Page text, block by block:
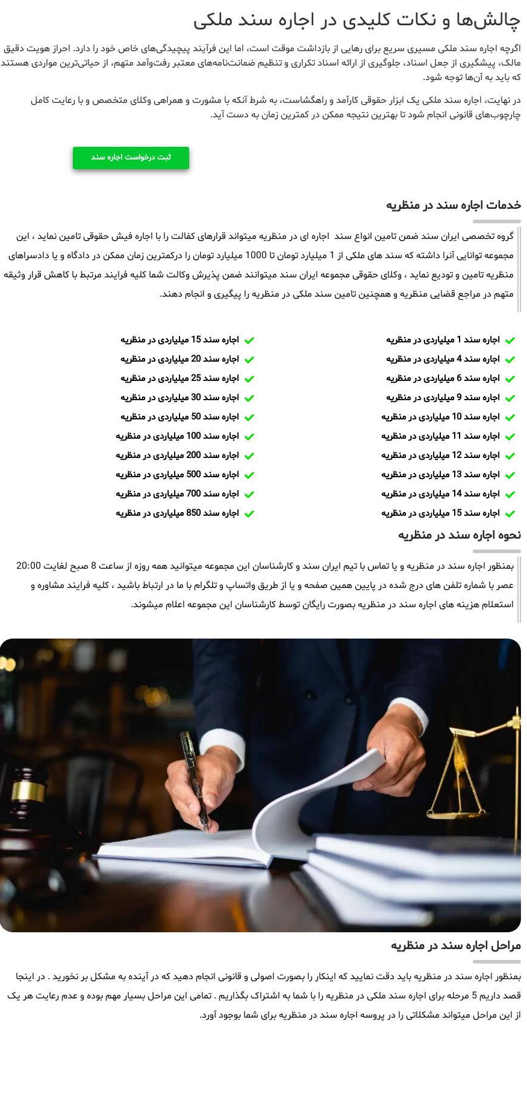
چالش‌ها و نکات کلیدی در اجاره سند ملکی
اگرچه اجاره سند ملکی مسیری سریع برای رهایی از بازداشت موقت است، اما این فرآیند پیچیدگی‌های خاص خود را دارد. احراز هویت دقیق
مالک، پیشگیری از جعل اسناد، جلوگیری از ارائه اسناد تکراری و تنظیم ضمانت‌نامه‌های معتبر رفت‌وآمد متهم، از حیاتی‌ترین مواردی هستند
که باید به آن‌ها توجه شود.
در نهایت، اجاره سند ملکی یک ابزار حقوقی کارآمد و راهگشاست، به شرط آنکه با مشورت و همراهی وکلای متخصص و با رعایت کامل
چارچوب‌های قانونی انجام شود تا بهترین نتیجه ممکن در کمترین زمان به دست آید.
ثبت درخواست اجاره سند
خدمات اجاره سند در منظریه
گروه تخصصی ایران سند ضمن تامین انواع سند اجاره ای در منظریه میتواند قرارهای کفالت را با اجاره فیش حقوقی تامین نماید ، این
مجموعه توانایی آنرا داشته که سند های ملکی از 1 میلیارد تومان تا 1000 میلیارد تومان را درکمترین زمان ممکن در دادگاه و یا دادسراهای
منظریه تامین و تودیع نماید ، وکلای حقوقی مجموعه ایران سند میتوانند ضمن پذیرش وکالت شما کلیه فرایند مرتبط با کاهش قرار وثیقه
متهم در مراجع قضایی منظریه و همچنین تامین سند ملکی در منظریه را پیگیری و انجام دهند.
اجاره سند 1 میلیاردی در منظریه
اجاره سند 4 میلیاردی در منظریه
اجاره سند 6 میلیاردی در منظریه
اجاره سند 9 میلیاردی در منظریه
اجاره سند 10 میلیاردی در منظریه
اجاره سند 11 میلیاردی در منظریه
اجاره سند 12 میلیاردی در منظریه
اجاره سند 13 میلیاردی در منظریه
اجاره سند 14 میلیاردی در منظریه
اجاره سند 15 میلیاردی در منظریه
اجاره سند 15 میلیاردی در منظریه
اجاره سند 20 میلیاردی در منظریه
اجاره سند 25 میلیاردی در منظریه
اجاره سند 30 میلیاردی در منظریه
اجاره سند 50 میلیاردی در منظریه
اجاره سند 100 میلیاردی در منظریه
اجاره سند 200 میلیاردی در منظریه
اجاره سند 500 میلیاردی در منظریه
اجاره سند 700 میلیاردی در منظریه
اجاره سند 850 میلیاردی در منظریه
نحوه اجاره سند در منظریه
بمنظور اجاره سند در منظریه و یا تماس با تیم ایران سند و کارشناسان این مجموعه میتوانید همه روزه از ساعت 8 صبح لغایت 20:00
عصر با شماره تلفن های درج شده در پایین همین صفحه و یا از طریق واتساپ و تلگرام با ما در ارتباط باشید ، کلیه فرایند مشاوره و
استعلام هزینه های اجاره سند در منظریه بصورت رایگان توسط کارشناسان این مجموعه اعلام میشوند.
مراحل اجاره سند در منظریه
بمنظور اجاره سند در منظریه باید دقت نمایید که اینکار را بصورت اصولی و قانونی انجام دهید که در آینده به مشکل بر نخورید . در اینجا
قصد داریم 5 مرحله برای اجاره سند ملکی در منظریه را با شما به اشتراک بگذاریم . تمامی این مراحل بسیار مهم بوده و عدم رعایت هر یک
از این مراحل میتواند مشکلاتی را در پروسه اجاره سند در منظریه برای شما بوجود آورد.